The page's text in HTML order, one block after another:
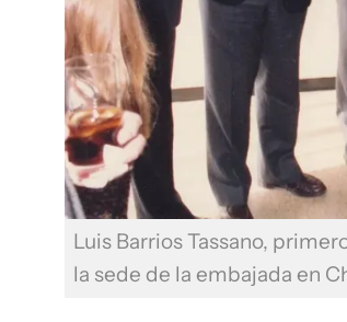
Luis Barrios Tassano,
la sede de la embajada en